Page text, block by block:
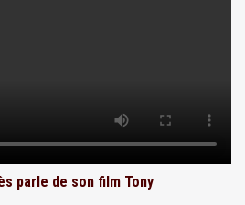
parle de son film Tony